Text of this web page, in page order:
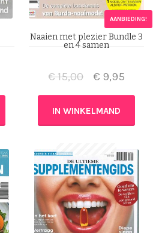
Naaien met plezier Bundle 3
en 4 samen
AANBIEDING!
€15,00 € 9,95
IN WINKELMAND